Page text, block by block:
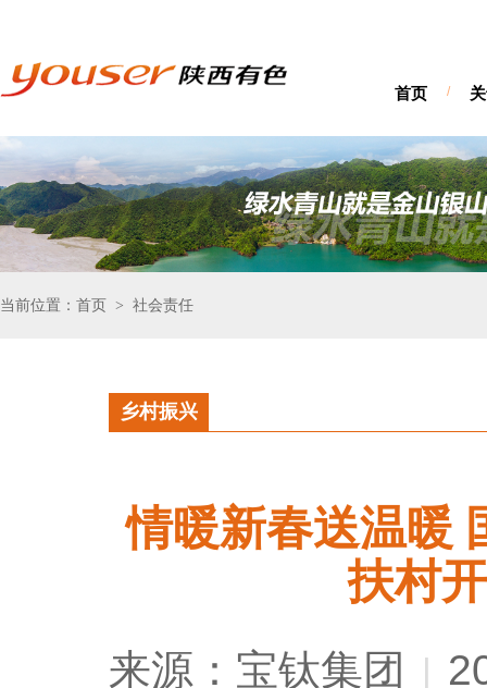
首页 /
当前位置：首页 > 社会责任
乡村振兴
情暖新春送温暖
扶村
来源：宝钛集团 |